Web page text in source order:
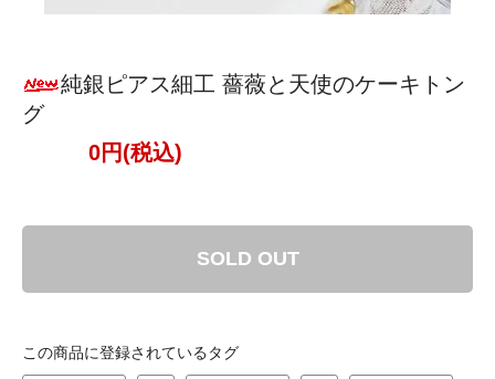
純銀ピアス細工 薔薇と天使のケーキトン
グ
0円(税込)
SOLD OUT
この商品に登録されているタグ